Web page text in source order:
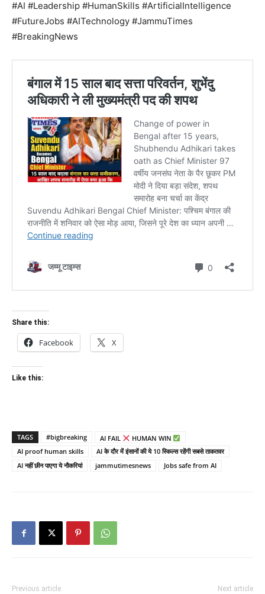
#AI #Leadership #HumanSkills #ArtificialIntelligence
#FutureJobs #AITechnology #JammuTimes
#BreakingNews
Share this:
Facebook X
Like this:
TAGS #bigbreaking AI FAIL
HUMAN WIN
AI proof human skills
AI के दौर में इंसानों की ये 10 स्किल्स रहेंगी सबसे ताकतवर
AI नहीं छीन पाएगा ये नौकरियां
jammutimesnews Jobs safe from AI
Previous article Next article